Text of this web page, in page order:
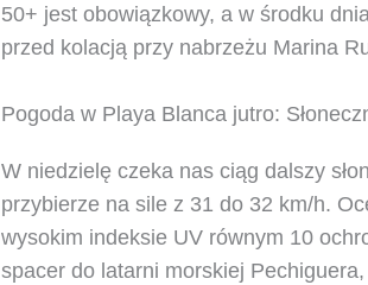
50+ jest obowiązkowy, a w środku
przed kolacją przy nabrzeżu Marina
Pogoda w Playa Blanca jutro:
W niedzielę czeka nas ciąg dalszy
przybierze na sile z 31 do 32 km/h.
wysokim indeksie UV równym 10
spacer do latarni morskiej